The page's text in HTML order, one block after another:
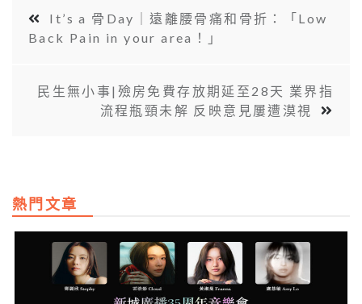
It’s a 骨Day｜遠離腰骨痛和骨折：「Low
Back Pain in your area！」
民生無小事|殮房免費存放期延至28天 業界指
流程瓶頸未解 反映意見屢遭漠視
熱門文章